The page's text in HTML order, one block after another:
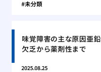
未分類
味覚障害の主な原因亜鉛
欠乏から薬剤性まで
2025.08.25